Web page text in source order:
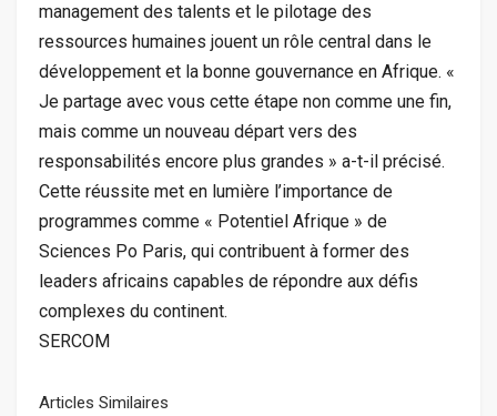
management des talents et le pilotage des
ressources humaines jouent un rôle central dans le
développement et la bonne gouvernance en Afrique. «
Je partage avec vous cette étape non comme une fin,
mais comme un nouveau départ vers des
responsabilités encore plus grandes » a-t-il précisé.
Cette réussite met en lumière l’importance de
programmes comme « Potentiel Afrique » de
Sciences Po Paris, qui contribuent à former des
leaders africains capables de répondre aux défis
complexes du continent.
SERCOM
Articles Similaires